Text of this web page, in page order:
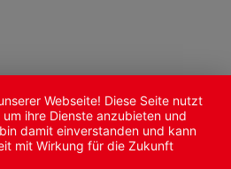
Webseite! Diese Seite nutzt
ihre Dienste anzubieten und
damit einverstanden und kann
mit Wirkung für die Zukunft